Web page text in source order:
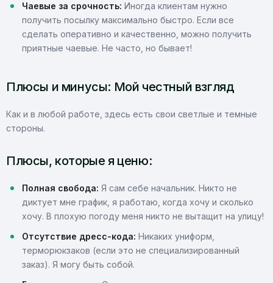
Чаевые за срочность: Иногда клиентам нужно
получить посылку максимально быстро. Если все
сделать оперативно и качественно, можно получить
приятные чаевые. Не часто, но бывает!
Плюсы и минусы: Мой честный взгляд
Как и в любой работе, здесь есть свои светлые и темные
стороны.
Плюсы, которые я ценю:
Полная свобода: Я сам себе начальник. Никто не
диктует мне график, я работаю, когда хочу и сколько
хочу. В плохую погоду меня никто не вытащит на улицу!
Отсутствие дресс-кода: Никаких униформ,
терморюкзаков (если это не специализированный
заказ). Я могу быть собой.